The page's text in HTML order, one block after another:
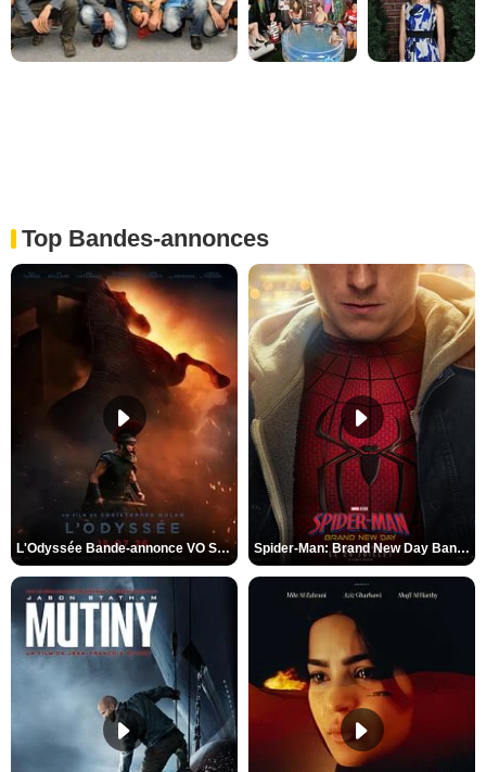
Top Bandes-annonces
L'Odyssée Bande-annonce VO STFR Spider-Man: Brand New Day Bande-annonce VO STFR